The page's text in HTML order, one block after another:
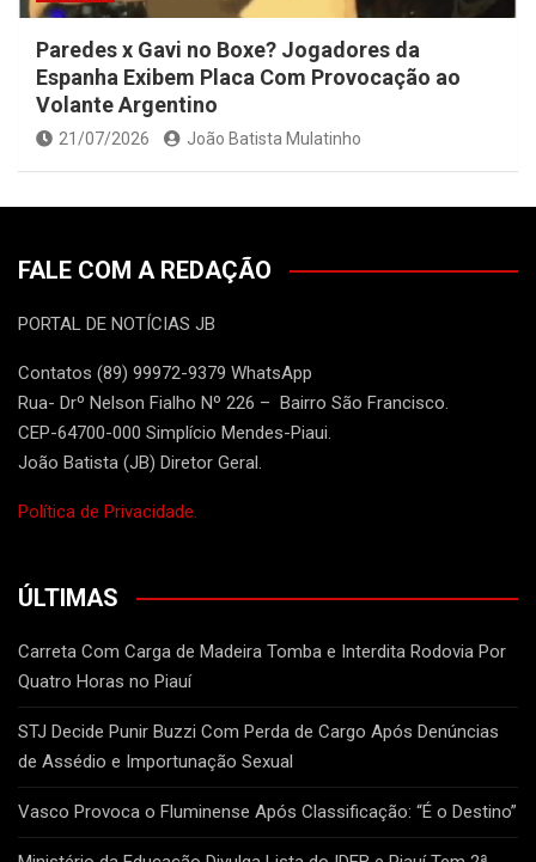
Paredes x Gavi no Boxe? Jogadores da
Espanha Exibem Placa Com Provocação ao
Volante Argentino
21/07/2026 João Batista Mulatinho
FALE COM A REDAÇÃO
PORTAL DE NOTÍCIAS JB
Contatos (89) 99972-9379 WhatsApp
Rua- Drº Nelson Fialho Nº 226 – Bairro São Francisco.
CEP-64700-000 Simplício Mendes-Piaui.
João Batista (JB) Diretor Geral.
Política de Privacidade.
ÚLTIMAS
Carreta Com Carga de Madeira Tomba e Interdita Rodovia Por
Quatro Horas no Piauí
STJ Decide Punir Buzzi Com Perda de Cargo Após Denúncias
de Assédio e Importunação Sexual
Vasco Provoca o Fluminense Após Classificação: “É o Destino”